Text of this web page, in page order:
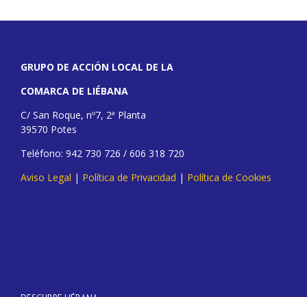
GRUPO DE ACCIÓN LOCAL DE LA
COMARCA DE LIÉBANA
C/ San Roque, nº7, 2ª Planta
39570 Potes
Teléfono: 942 730 726 / 606 318 720
Aviso Legal | Política de Privacidad | Política de Cookies